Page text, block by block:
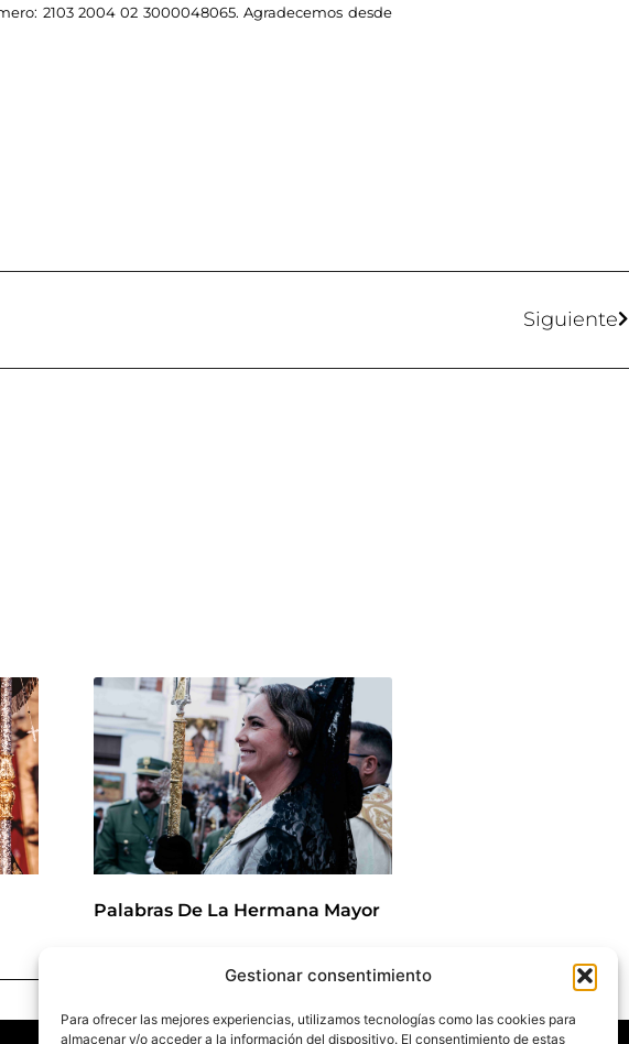
Gestionar consentimiento
Para ofrecer las mejores experiencias, utilizamos tecnologías como las cookies para
almacenar y/o acceder a la información del dispositivo. El consentimiento de estas
2103 2004 02 3000048065. Agradecemos desde
Siguiente
Palabras De La Hermana Mayor
Agenda